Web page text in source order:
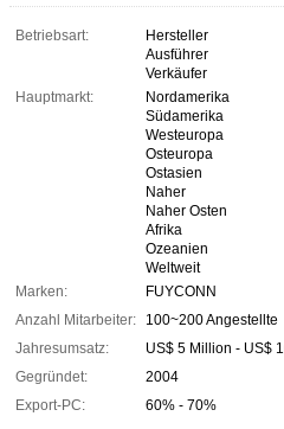
Betriebsart:
Hersteller
Ausführer
Verkäufer
Hauptmarkt:
Nordamerika
Südamerika
Westeuropa
Osteuropa
Ostasien
Naher
Naher Osten
Afrika
Ozeanien
Weltweit
Marken:
FUYCONN
Anzahl Mitarbeiter:
100~200 Angestellte
Jahresumsatz:
US$ 5 Million - US$
Gegründet:
2004
Export-PC:
60% - 70%